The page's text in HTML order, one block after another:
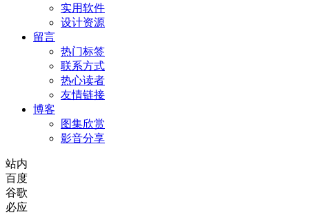
实用软件
设计资源
留言
热门标签
联系方式
热心读者
友情链接
博客
图集欣赏
影音分享
站内
百度
谷歌
必应